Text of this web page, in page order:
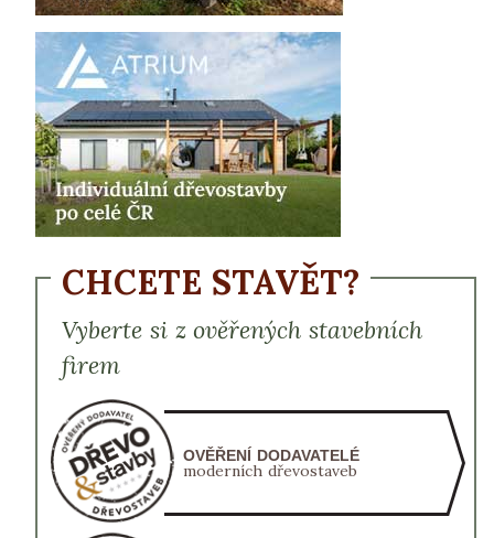
CHCETE STAVĚT?
Vyberte si z ověřených stavebních
firem
OVĚŘENÍ DODAVATELÉ
moderních dřevostaveb